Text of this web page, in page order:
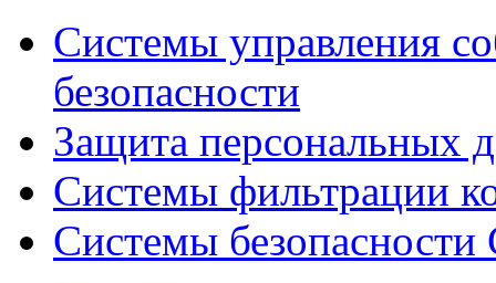
Системы управления
безопасности
Защита персональных
Системы фильтрации
Системы безопасности